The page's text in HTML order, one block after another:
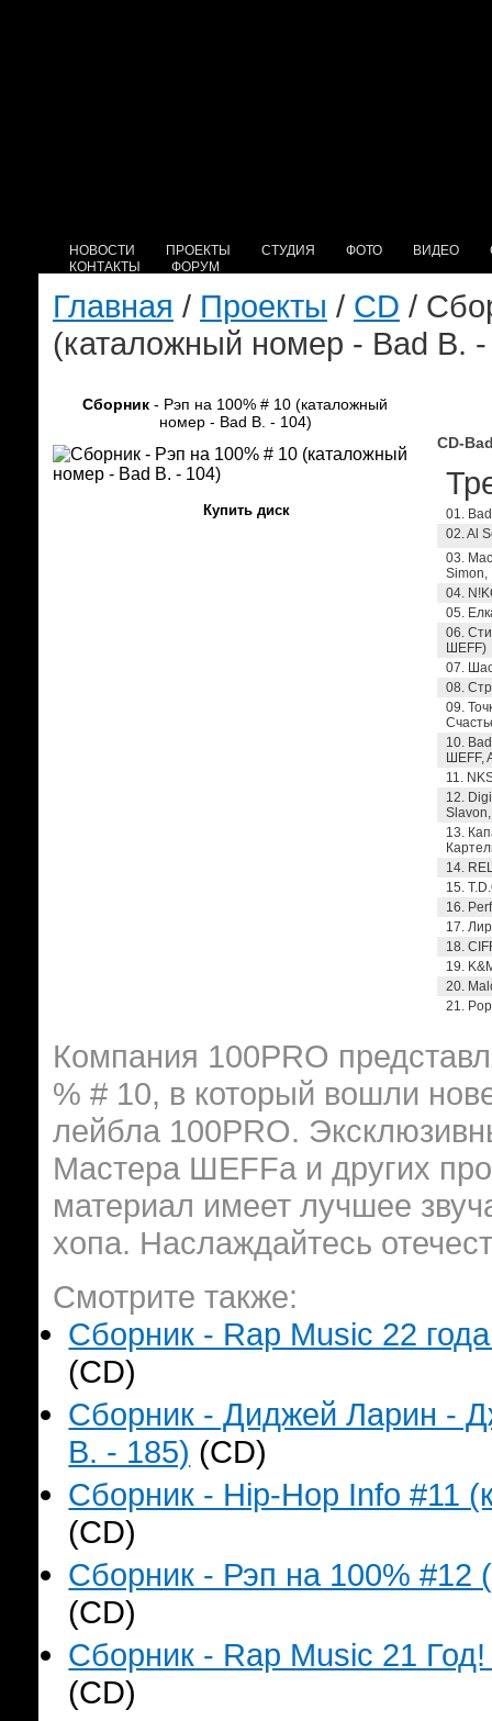
НОВОСТИ ПРОЕКТЫ СТУДИЯ ФОТО ВИДЕО
КОНТАКТЫ
ФОРУМ
Главная / Проекты / CD /
(каталожный номер - Bad B.
Сборник - Рэп на 100% # 10 (каталожный
номер - Bad B. - 104)
Купить диск
CD-
01.
02. Al
03.
Simon,
04.
05.
06.
ШЕFF)
07.
08.
09.
10.
ШЕFF,
11.
12.
13.
14.
15.
16.
17.
18.
19.
20.
21.
Компания 100PRO
% # 10, в который вошли
лейбла 100PRO.
Мастера ШЕFFа и других
материал имеет лучшее
хопа. Наслаждайтесь
Смотрите также:
Сборник - Rap Music 22
(CD)
Сборник - Диджей Ларин -
B. - 185) (CD)
Сборник - Hip-Hop Info #11
(CD)
Сборник - Рэп на 100% #12
(CD)
Сборник - Rap Music 21
(CD)